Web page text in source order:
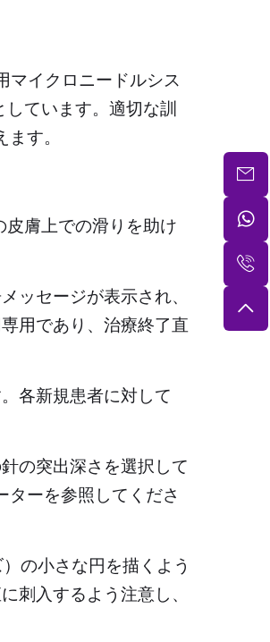
イクロニードルシス
ています。適切な訓
す。
膚上での滑りを助け
ッセージが表示され、
用であり、治療終了直
各新規患者に対して
の突出深さを選択して
ターを参照してくださ
の小さな円を描くよう
刺入するよう注意し、